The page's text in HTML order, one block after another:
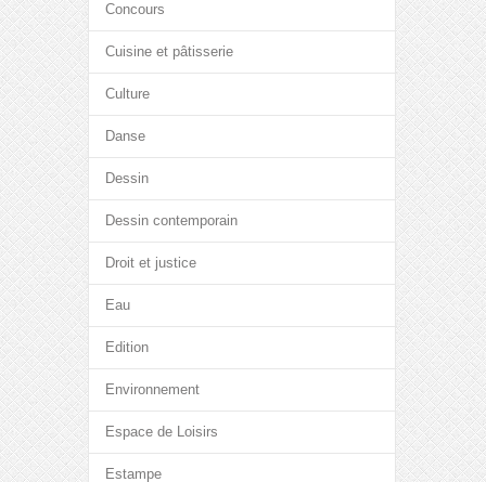
Concours
Cuisine et pâtisserie
Culture
Danse
Dessin
Dessin contemporain
Droit et justice
Eau
Edition
Environnement
Espace de Loisirs
Estampe